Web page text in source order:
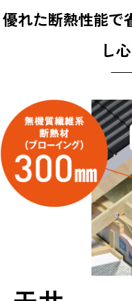
優れた断熱性能で
し